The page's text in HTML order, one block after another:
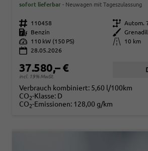
sofort lieferbar Neuwagen mit Tageszulassung
Fahrzeugnr. 110458 Getriebe Autom.
Kraftstoff
Benzin Außenfarbe
Leistung
110 kW (150 PS) Kilometerstand
10 km
28.05.2026
37.580,– €
incl. 19% MwSt.
Verbrauch kombiniert: 5,60 l/100km
CO2-Klasse: D
CO2-Emissionen: 128,00 g/km